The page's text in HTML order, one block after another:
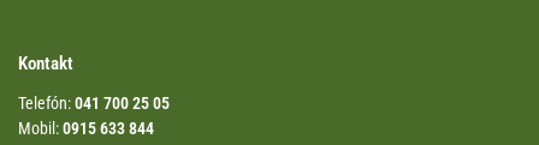
Kontakt
Telefón:041 700 25 05
Mobil:0915 633 844